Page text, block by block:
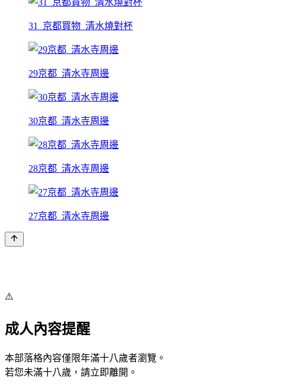
31_京都買物_清水燒對杯
29京都_清水寺周邊
30京都_清水寺周邊
28京都_清水寺周邊
27京都_清水寺周邊
⚠️
成人內容提醒
本部落格內容僅限年滿十八歲者瀏覽。
若您未滿十八歲，請立即離開。